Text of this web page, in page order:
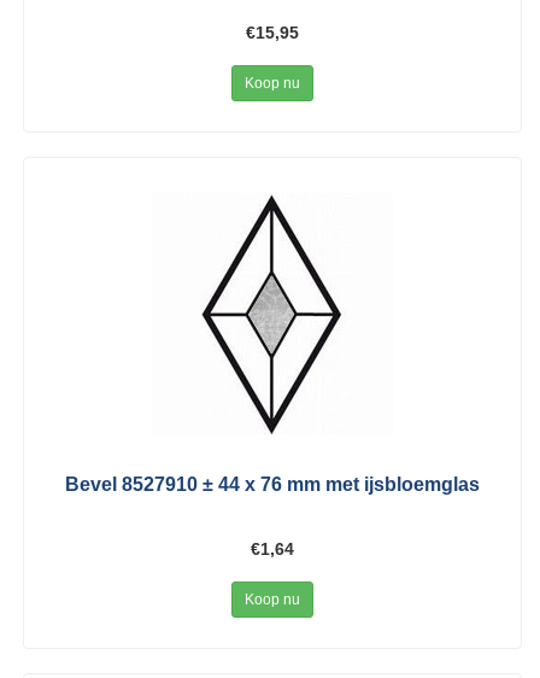
€15,95
Koop nu
Bevel 8527910 ± 44 x 76 mm met ijsbloemglas
€1,64
Koop nu